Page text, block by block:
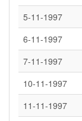
5-11-1997
6-11-1997
7-11-1997
10-11-1997
11-11-1997